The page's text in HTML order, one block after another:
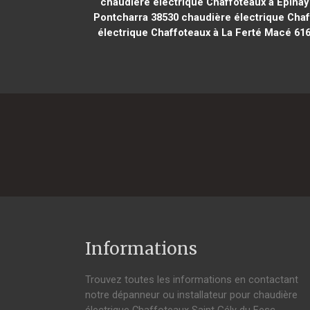
Pontcharra 38530chaudière électrique
électrique Chaffoteaux à La Ferté Macé
Informations
Trouvez toutes les informations en contactant
notre dépanneur ou installateur pour chaudière